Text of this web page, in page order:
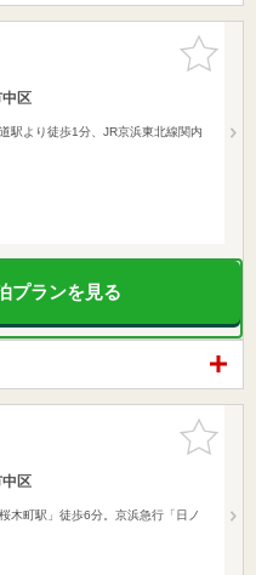
お気に入
りに追加
区
駅より徒歩1分、JR京浜東北線関内
プランを見る
お気に入
りに追加
区
木町駅」徒歩6分。京浜急行「日ノ